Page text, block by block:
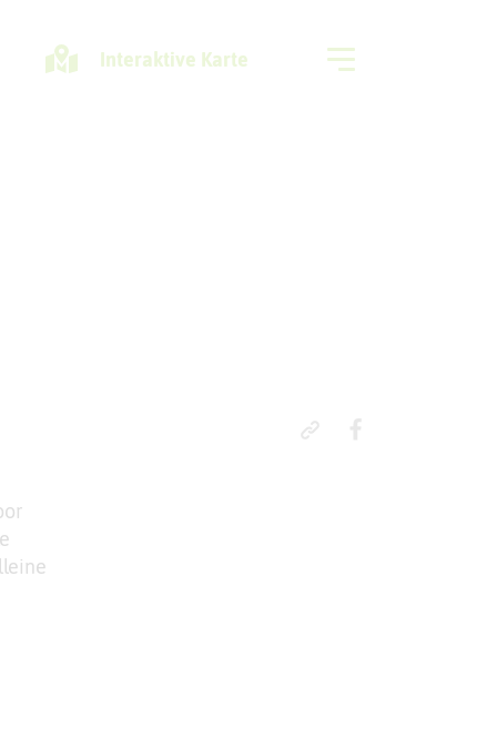
Interaktive Karte